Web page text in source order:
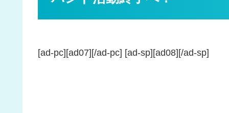
[ad-pc][ad07][/ad-pc] [ad-sp][ad08][/ad-sp]